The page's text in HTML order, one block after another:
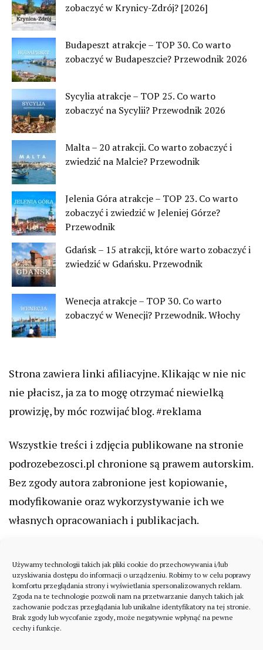
Używamy technologii takich jak pliki cookie do przechowywania i/lub
uzyskiwania dostępu do informacji o urządzeniu. Robimy to w celu poprawy
komfortu przeglądania strony i wyświetlania spersonalizowanych reklam.
Zgoda na te technologie pozwoli nam na przetwarzanie danych takich jak
zachowanie podczas przeglądania lub unikalne identyfikatory na tej stronie.
Brak zgody lub wycofanie zgody, może negatywnie wpłynąć na pewne
cechy i funkcje.
zobaczyć w Krynicy-Zdrój? [2026]
Budapeszt atrakcje – TOP 30. Co warto
zobaczyć w Budapeszcie? Przewodnik 2026
Sycylia atrakcje – TOP 25. Co warto
zobaczyć na Sycylii? Przewodnik 2026
Malta – 20 atrakcji. Co warto zobaczyć i
zwiedzić na Malcie? Przewodnik
Jelenia Góra atrakcje – TOP 23. Co warto
zobaczyć i zwiedzić w Jeleniej Górze?
Przewodnik
Gdańsk – 15 atrakcji, które warto zobaczyć i
zwiedzić w Gdańsku. Przewodnik
Wenecja atrakcje – TOP 30. Co warto
zobaczyć w Wenecji? Przewodnik. Włochy
Strona zawiera linki afiliacyjne. Klikając w nie nic
nie płacisz, ja za to mogę otrzymać niewielką
prowizję, by móc rozwijać blog. #reklama
Wszystkie treści i zdjęcia publikowane na stronie
podrozebezosci.pl chronione są prawem autorskim.
Bez zgody autora zabronione jest kopiowanie,
modyfikowanie oraz wykorzystywanie ich we
własnych opracowaniach i publikacjach.